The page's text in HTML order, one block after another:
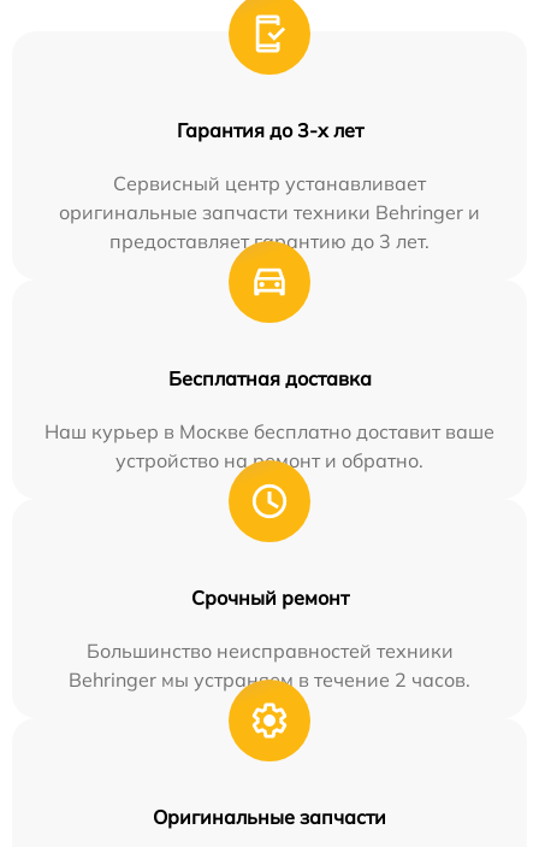
Гарантия до 3-х лет
Сервисный центр устанавливает
оригинальные запчасти техники Behringer и
предоставляет гарантию до 3 лет.
Бесплатная доставка
Наш курьер в Москве бесплатно доставит ваше
устройство на ремонт и обратно.
Срочный ремонт
Большинство неисправностей техники
Behringer мы устраняем в течение 2 часов.
Оригинальные запчасти